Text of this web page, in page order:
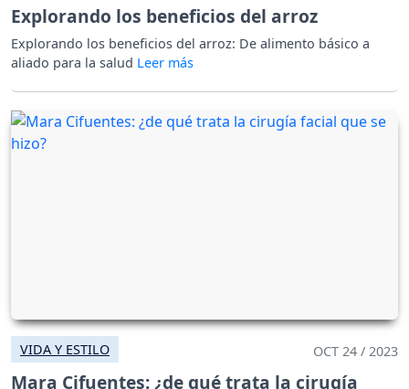
Explorando los beneficios del arroz
Explorando los beneficios del arroz: De alimento básico a
aliado para la salud
VIDA Y ESTILO OCT 24 / 2023
Mara Cifuentes: ¿de qué trata la cirugía